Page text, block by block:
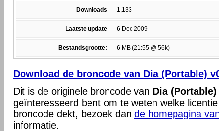
Downloads 1,133
Laatste update 6 Dec 2009
Bestandsgrootte: 6 MB (21:55 @ 56k)
Download de broncode van Dia (Portable)
Dit is de originele broncode van Dia (Portable)
geïnteresseerd bent om te weten welke
broncode dekt, bezoek dan de homepagina
informatie.